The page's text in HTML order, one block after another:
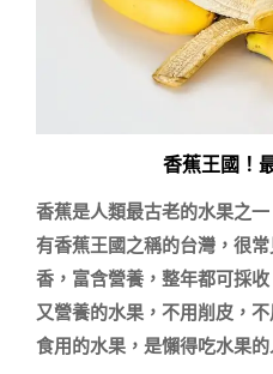
香蕉王國！
香蕉是人類最古老的水果之
有香蕉王國之稱的台灣，很
香，富含營養，整年都可採
又營養的水果，不用削皮，
食用的水果，是懶得吃水果